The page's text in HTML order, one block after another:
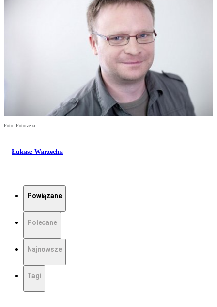
Foto: Fotorzepa
Łukasz Warzecha
Powiązane
Polecane
Najnowsze
Tagi